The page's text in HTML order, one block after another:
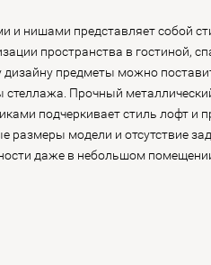
и нишами представляет собой
пространства в гостиной,
предметы можно
стеллажа. Прочный
подчеркивает стиль лофт и
размеры модели и отсутствие
даже в небольшом